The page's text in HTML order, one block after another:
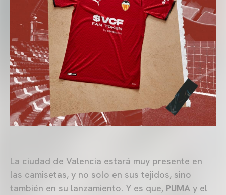
La ciudad de Valencia estará muy presente en
las camisetas, y no solo en sus tejidos, sino
también en su lanzamiento. Y es que, PUMA y el